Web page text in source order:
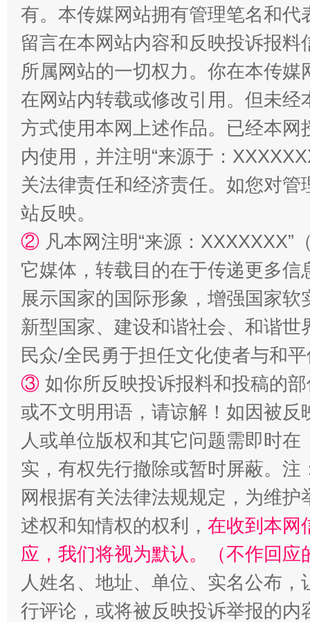
站台名比不上好声名
漫山遍野的桃花与雪山、麦地、白藏房 除
招工难、用工荒背后
有。本传媒网站拥有管理笔名和
留言在本网站内容和反映投诉报
所属网站的一切权力。你在本传
在网站内转载或修改引用。但未
方式使用本网上述作品。已经本
内使用，并注明“来源于：
关法律责任和经济责任。如您对
站反映。
② 凡本网注明“来源：
它媒体，转载目的在于传递更多
展示国家的国际形象，增强国家
新型国家、建设和谐社会、和谐
民众/全民勇于担任文化使者与和
③ 如你所反映投诉报料和投稿的
或不文明用语，请谅解！如因被
人或单位版权和其它问题需即时在
实，有权先行撤除或暂时屏蔽。
网根据有关法律法规规定，为维
述权和知情权的权利， 在收到本网
应，我们将视为默认。（不作回应
人姓名、地址、单位、实名公布
行评论，或将被反映投诉举报的